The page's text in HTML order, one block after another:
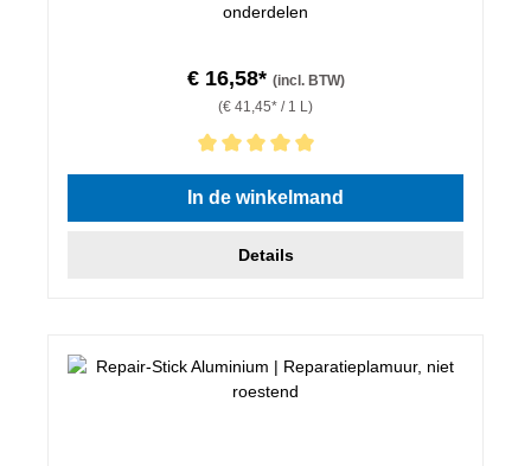
onderdelen
€ 16,58* (incl. BTW)
(€ 41,45* / 1 L)
Gemiddelde waardering van 5 van 5 sterren
In de winkelmand
Details